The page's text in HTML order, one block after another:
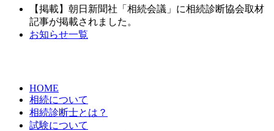
【掲載】朝日新聞社「相続会議」に相続診断協会取材
記事が掲載されました。
お知らせ一覧
HOME
相続について
相続診断士とは？
試験について